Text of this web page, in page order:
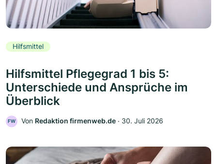
Hilfsmittel
Hilfsmittel Pflegegrad 1 bis 5:
Unterschiede und Ansprüche im
Überblick
FW Von Redaktion firmenweb.de ‧ 30. Juli 2026